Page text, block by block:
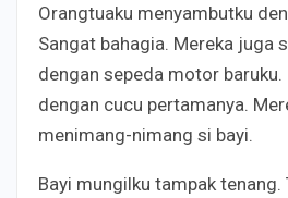
Orangtuaku menyambutku
Sangat bahagia. Mereka juga
dengan sepeda motor baruku.
dengan cucu pertamanya.
menimang-nimang si bayi.
Bayi mungilku tampak tenang.